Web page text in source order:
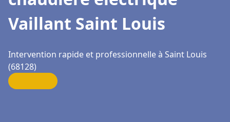
Vaillant Saint Louis
Intervention rapide et professionnelle à Saint Louis
(68128)